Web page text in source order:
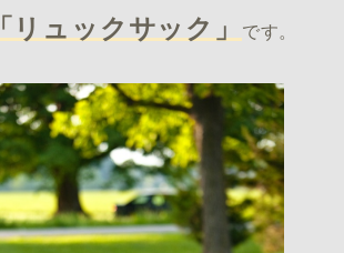
「リュックサック」 です。